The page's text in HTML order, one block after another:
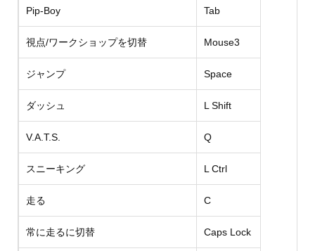
Pip-Boy Tab
視点/ワークショップを切替 Mouse3
ジャンプ Space
ダッシュ L Shift
V.A.T.S. Q
スニーキング L Ctrl
走る C
常に走るに切替 Caps Lock